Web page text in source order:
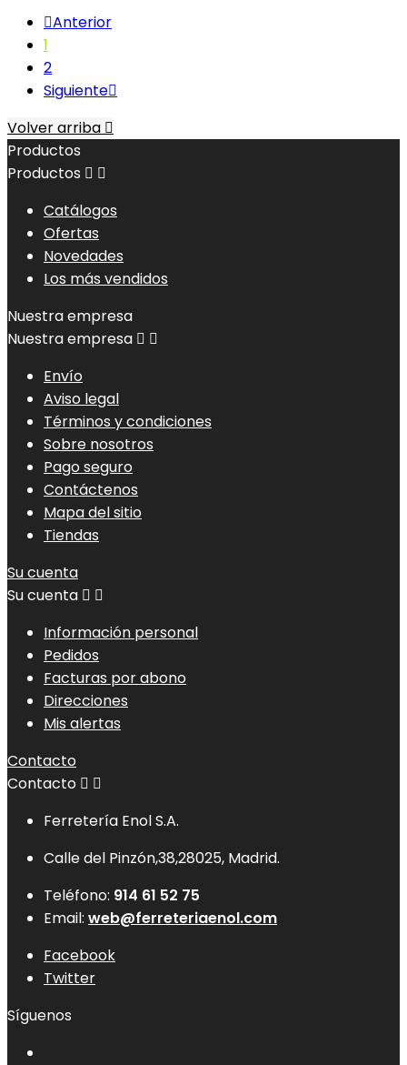
Anterior
1
2
Siguiente
Volver arriba 
Productos
Productos  
Catálogos
Ofertas
Novedades
Los más vendidos
Nuestra empresa
Nuestra empresa  
Envío
Aviso legal
Términos y condiciones
Sobre nosotros
Pago seguro
Contáctenos
Mapa del sitio
Tiendas
Su cuenta
Su cuenta  
Información personal
Pedidos
Facturas por abono
Direcciones
Mis alertas
Contacto
Contacto  
Ferretería Enol S.A.
Calle del Pinzón,38,28025, Madrid.
Teléfono: 914 61 52 75
Email: web@ferreteriaenol.com
Facebook
Twitter
Síguenos